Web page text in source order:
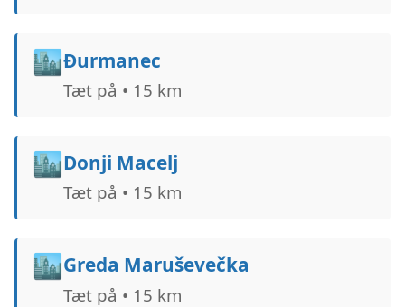
🏙️Ðurmanec
Tæt på • 15 km
🏙️Donji Macelj
Tæt på • 15 km
🏙️Greda Maruševečka
Tæt på • 15 km